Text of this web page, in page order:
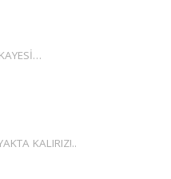
KALIRIZ!..